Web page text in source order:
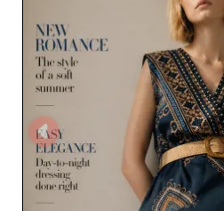
swój asortyment i odpowiadaj
oczekiwania klientów dzięki
w Twój sukces.